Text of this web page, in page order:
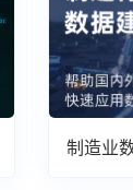
制造业